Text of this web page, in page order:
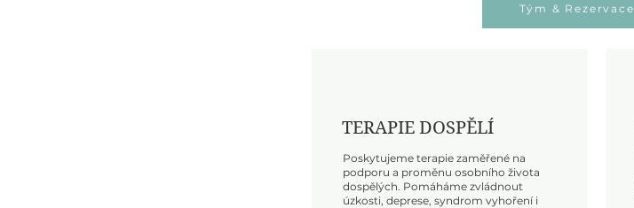
Tým & Rezervace
TERAPIE DOSPĚLÍ
Poskytujeme terapie zaměřené na
podporu a proměnu osobního života
dospělých. Pomáháme zvládnout
úzkosti, deprese, syndrom vyhoření i